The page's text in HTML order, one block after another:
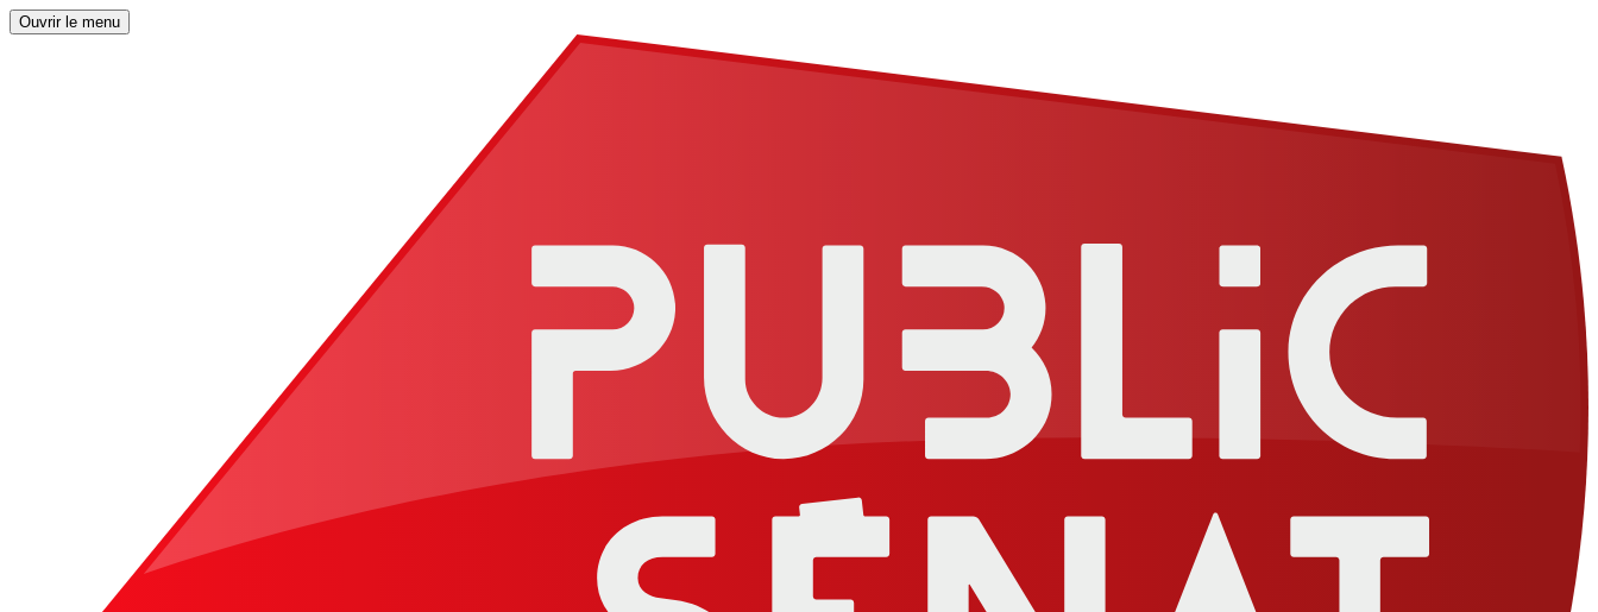
Ouvrir le menu